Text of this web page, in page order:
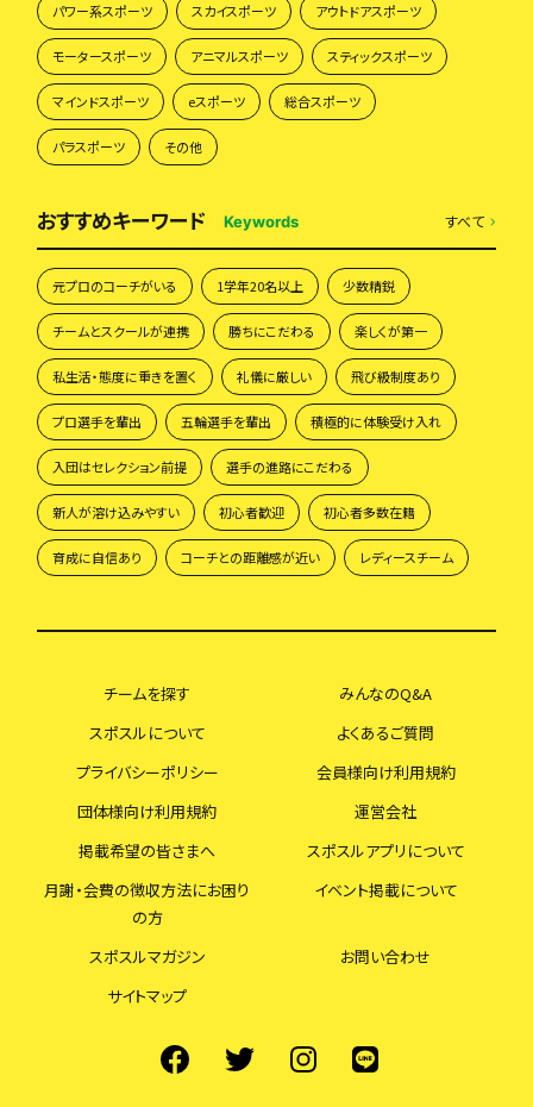
パワー系スポーツ スカイスポーツ アウトドアスポーツ
モータースポーツ アニマルスポーツ スティックスポーツ
マインドスポーツ eスポーツ 総合スポーツ
パラスポーツ その他
おすすめキーワード Keywords すべて
元プロのコーチがいる 1学年20名以上 少数精鋭
チームとスクールが連携 勝ちにこだわる 楽しくが第一
私生活・態度に重きを置く 礼儀に厳しい 飛び級制度あり
プロ選手を輩出 五輪選手を輩出 積極的に体験受け入れ
入団はセレクション前提 選手の進路にこだわる
新人が溶け込みやすい 初心者歓迎 初心者多数在籍
育成に自信あり コーチとの距離感が近い レディースチーム
チームを探す
みんなのQ&A
スポスルについて
よくあるご質問
プライバシーポリシー
会員様向け利用規約
団体様向け利用規約
運営会社
掲載希望の皆さまへ
スポスルアプリについて
月謝・会費の徴収方法にお困り
の方
イベント掲載について
スポスルマガジン
お問い合わせ
サイトマップ